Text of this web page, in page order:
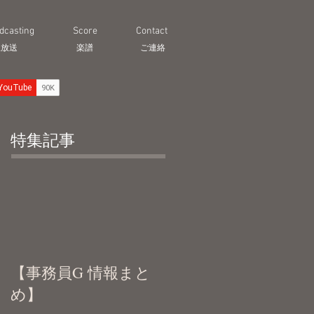
Score Contact
送 ​楽譜 ご連絡
特集記事
【事務員G 情報まと
め】